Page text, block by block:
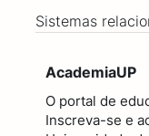
Sistemas
AcademiaUP
O portal de
Inscreva-se e